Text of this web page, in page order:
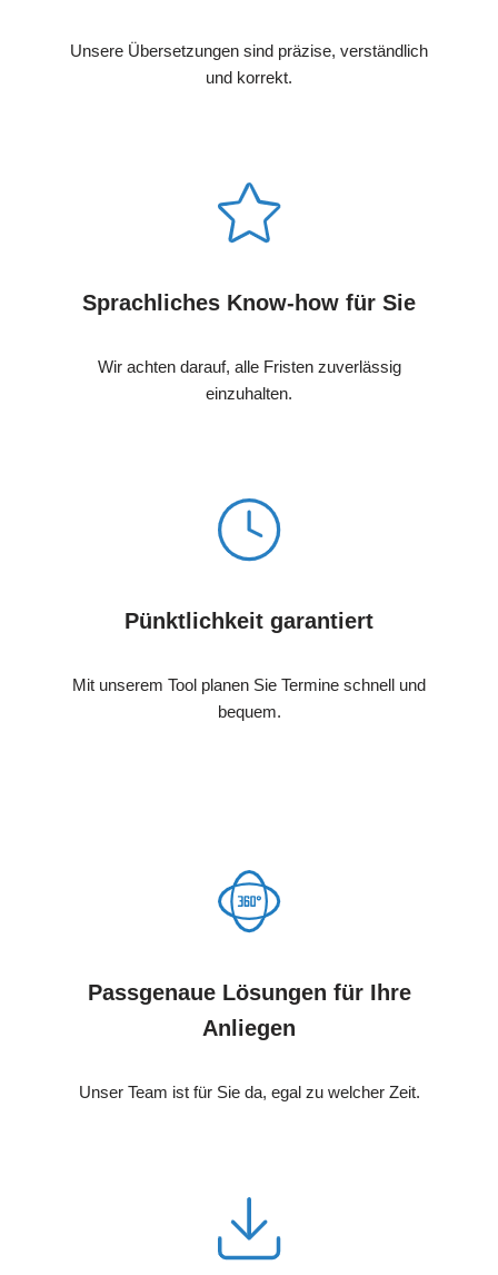
Unsere Übersetzungen sind präzise, verständlich
und korrekt.
Sprachliches Know-how für Sie
Wir achten darauf, alle Fristen zuverlässig
einzuhalten.
Pünktlichkeit garantiert
Mit unserem Tool planen Sie Termine schnell und
bequem.
Passgenaue Lösungen für Ihre
Anliegen
Unser Team ist für Sie da, egal zu welcher Zeit.